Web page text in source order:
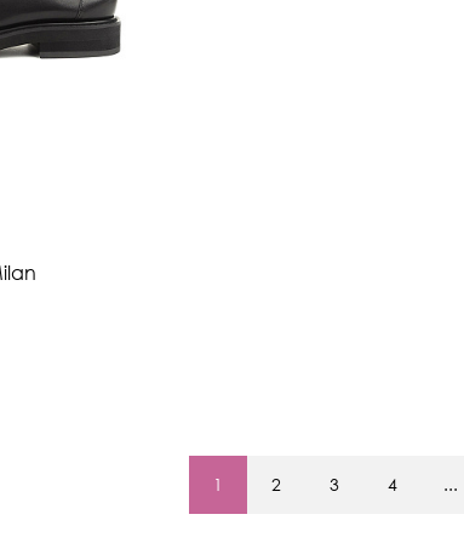
1 2 3 4 ...